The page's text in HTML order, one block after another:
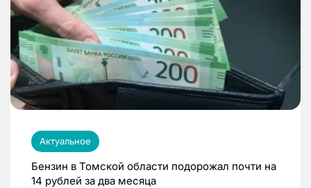
Актуальное
Бензин в Томской области подорожал почти на
14 рублей за два месяца